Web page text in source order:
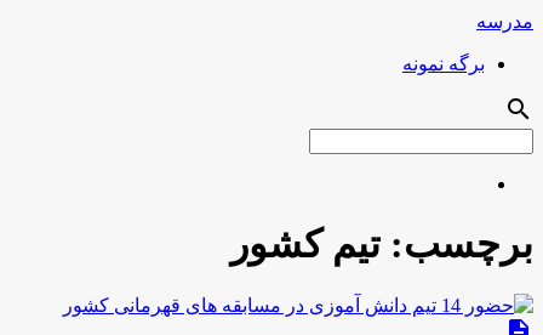
مدرسه
برگه نمونه
search
برچسب:تیم کشور